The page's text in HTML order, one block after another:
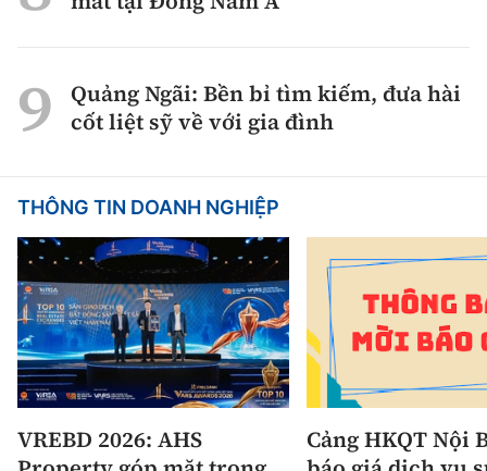
Quảng Ngãi: Bền bỉ tìm kiếm, đưa hài
cốt liệt sỹ về với gia đình
THÔNG TIN DOANH NGHIỆP
VREBD 2026: AHS
Cảng HKQT Nội